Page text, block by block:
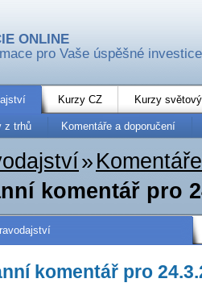
ONLINE
pro Vaše úspěšné investice
Kurzy CZ Kurzy
z trhů Komentáře a doporučení
»
komentář pro
komentář pro